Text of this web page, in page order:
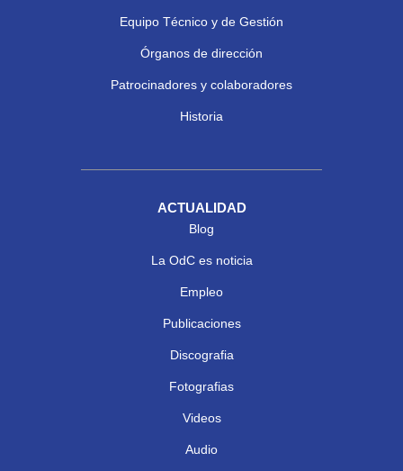
Equipo Técnico y de Gestión
Órganos de dirección
Patrocinadores y colaboradores
Historia
ACTUALIDAD
Blog
La OdC es noticia
Empleo
Publicaciones
Discografia
Fotografias
Videos
Audio